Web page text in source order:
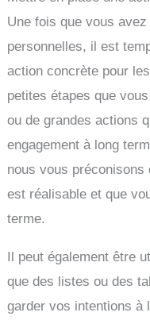
Une fois que vous
personnelles, il est
action concrète pour
petites étapes que
ou de grandes actions
engagement à long
nous vous préconisons
est réalisable et que
terme.
Il peut également être
que des listes ou des
garder vos intentions à